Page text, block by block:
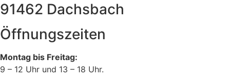
91462 Dachsbach
Öffnungszeiten
Montag bis Freitag:
9 – 12 Uhr und 13 – 18 Uhr.